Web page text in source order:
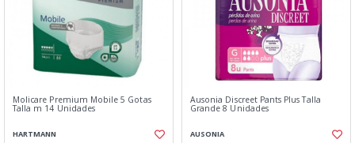
Molicare Premium Mobile 5 Gotas
Talla m 14 Unidades
HARTMANN
Ausonia Discreet Pants Plus Talla
Grande 8 Unidades
AUSONIA